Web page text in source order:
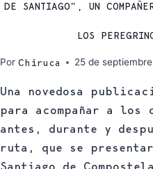
DE SANTIAGO”, UN
LOS
Por Chiruca 25 de
Una novedosa
para acompañar a los
antes, durante y
ruta, que se
Santiago de